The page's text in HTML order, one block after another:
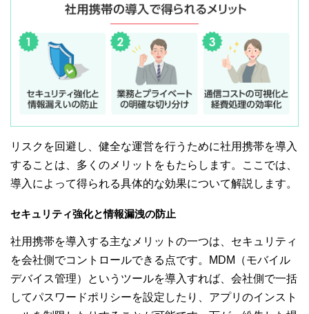
リスクを回避し、健全な運営を行うために社用携帯を導入
することは、多くのメリットをもたらします。ここでは、
導入によって得られる具体的な効果について解説します。
セキュリティ強化と情報漏洩の防止
社用携帯を導入する主なメリットの一つは、セキュリティ
を会社側でコントロールできる点です。MDM（モバイル
デバイス管理）というツールを導入すれば、会社側で一括
してパスワードポリシーを設定したり、アプリのインスト